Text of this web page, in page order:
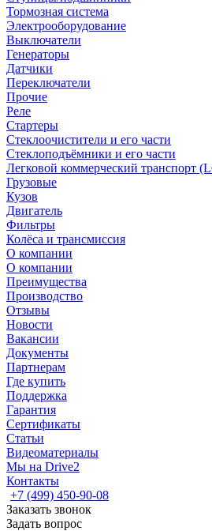
Тормозная система
Электрооборудование
Выключатели
Генераторы
Датчики
Переключатели
Прочие
Реле
Стартеры
Стеклоочистители и его части
Стеклоподъёмники и его части
Легковой коммерческий транспорт
Грузовые
Кузов
Двигатель
Фильтры
Колёса и трансмиссия
О компании
О компании
Преимущества
Производство
Отзывы
Новости
Вакансии
Документы
Партнерам
Где купить
Поддержка
Гарантия
Сертификаты
Статьи
Видеоматериалы
Мы на Drive2
Контакты
+7 (499) 450-90-08
Заказать звонок
Задать вопрос